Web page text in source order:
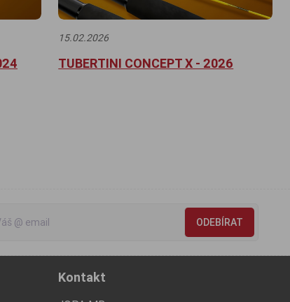
15.02.2026
TUBERTINI CONCEPT X - 2026
ODEBÍRAT
Kontakt